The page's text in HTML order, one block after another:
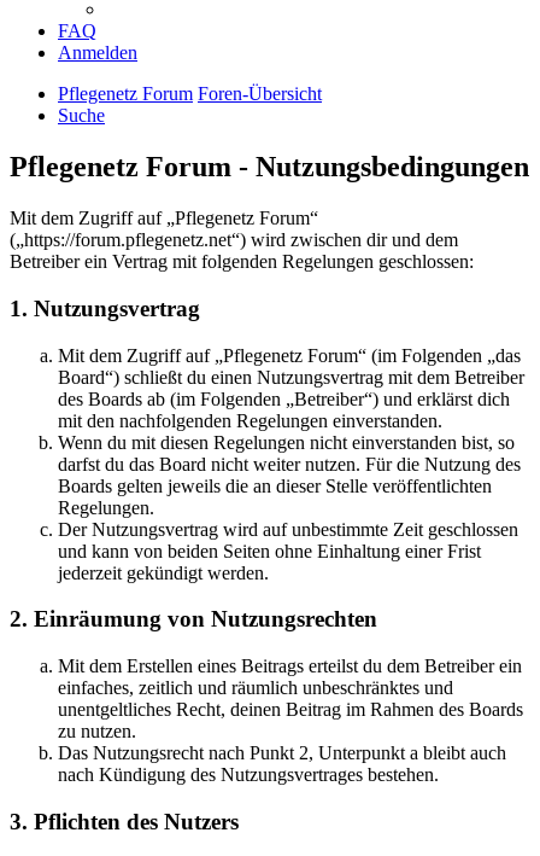
FAQ
Anmelden
Pflegenetz Forum Foren-Übersicht
Suche
Pflegenetz Forum - Nutzungsbedingungen
Mit dem Zugriff auf „Pflegenetz Forum“
(„https://forum.pflegenetz.net“) wird zwischen dir und dem
Betreiber ein Vertrag mit folgenden Regelungen geschlossen:
1. Nutzungsvertrag
Mit dem Zugriff auf „Pflegenetz Forum“ (im Folgenden „das
Board“) schließt du einen Nutzungsvertrag mit dem Betreiber
des Boards ab (im Folgenden „Betreiber“) und erklärst dich
mit den nachfolgenden Regelungen einverstanden.
Wenn du mit diesen Regelungen nicht einverstanden bist, so
darfst du das Board nicht weiter nutzen. Für die Nutzung des
Boards gelten jeweils die an dieser Stelle veröffentlichten
Regelungen.
Der Nutzungsvertrag wird auf unbestimmte Zeit geschlossen
und kann von beiden Seiten ohne Einhaltung einer Frist
jederzeit gekündigt werden.
2. Einräumung von Nutzungsrechten
Mit dem Erstellen eines Beitrags erteilst du dem Betreiber ein
einfaches, zeitlich und räumlich unbeschränktes und
unentgeltliches Recht, deinen Beitrag im Rahmen des Boards
zu nutzen.
Das Nutzungsrecht nach Punkt 2, Unterpunkt a bleibt auch
nach Kündigung des Nutzungsvertrages bestehen.
3. Pflichten des Nutzers